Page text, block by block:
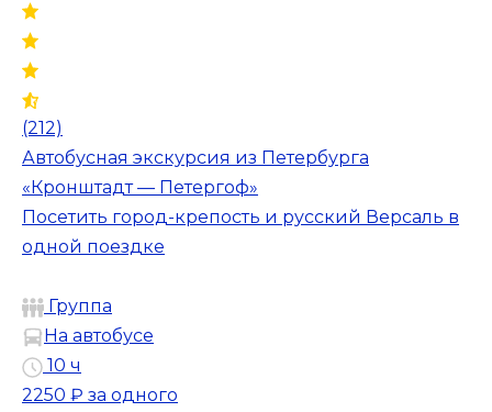
(212)
Автобусная экскурсия из Петербурга
«Кронштадт — Петергоф»
Посетить город-крепость и русский Версаль в
одной поездке
Группа
На автобусе
10 ч
2250 ₽ за одного